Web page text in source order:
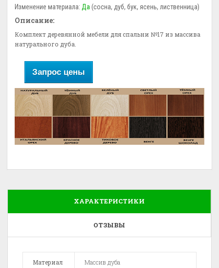
Изменение материала: Да (сосна, дуб, бук, ясень, лиственница)
Описание:
Комплект деревянной мебели для спальни №17 из массива
натурального дуба.
Запрос цены
ХАРАКТЕРИСТИКИ
ОТЗЫВЫ
Материал Массив дуба